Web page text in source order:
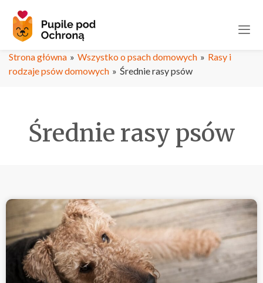
Strona główna » Wszystko o psach domowych » Rasy i
rodzaje psów domowych » Średnie rasy psów
Średnie rasy psów